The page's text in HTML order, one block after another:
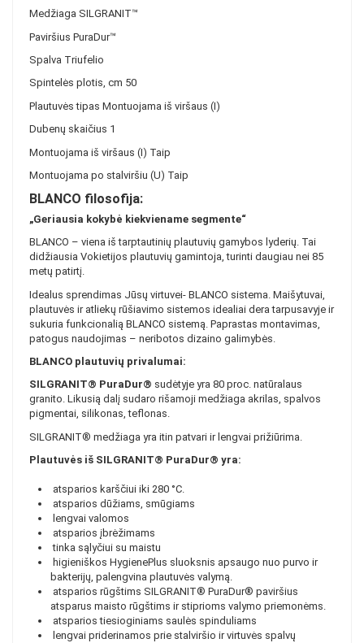
Medžiaga SILGRANIT™
Paviršius PuraDur™
Spalva Triufelio
Spintelės plotis, cm 50
Plautuvės tipas Montuojama iš viršaus (I)
Dubenų skaičius 1
Montuojama iš viršaus (I) Taip
Montuojama po stalviršiu (U) Taip
BLANCO filosofija:
„Geriausia kokybė kiekviename segmente“
BLANCO – viena iš tarptautinių plautuvių gamybos lyderių. Tai
didžiausia Vokietijos plautuvių gamintoja, turinti daugiau nei 85
metų patirtį.
Idealus sprendimas Jūsų virtuvei- BLANCO sistema. Maišytuvai,
plautuvės ir atliekų rūšiavimo sistemos idealiai dera tarpusavyje ir
sukuria funkcionalią BLANCO sistemą. Paprastas montavimas,
patogus naudojimas – neribotos dizaino galimybės.
BLANCO plautuvių privalumai:
SILGRANIT® PuraDur® sudėtyje yra 80 proc. natūralaus
granito. Likusią dalį sudaro rišamoji medžiaga akrilas, spalvos
pigmentai, silikonas, teflonas.
SILGRANIT® medžiaga yra itin patvari ir lengvai prižiūrima.
Plautuvės iš SILGRANIT® PuraDur® yra:
atsparios karščiui iki 280 °C.
atsparios dūžiams, smūgiams
lengvai valomos
atsparios įbrėžimams
tinka sąlyčiui su maistu
higieniškos HygienePlus sluoksnis apsaugo nuo purvo ir
bakterijų, palengvina plautuvės valymą.
atsparios rūgštims SILGRANIT® PuraDur® paviršius
atsparus maisto rūgštims ir stiprioms valymo priemonėms.
atsparios tiesioginiams saulės spinduliams
lengvai priderinamos prie stalviršio ir virtuvės spalvų